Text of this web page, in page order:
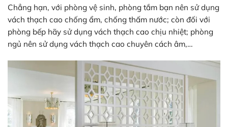
Chẳng hạn, với phòng vệ sinh, phòng tắm bạn nên sử dụng
vách thạch cao chống ẩm, chống thấm nước; còn đối với
phòng bếp hãy sử dụng vách thạch cao chịu nhiệt; phòng
ngủ nên sử dụng vách thạch cao chuyên cách âm,…